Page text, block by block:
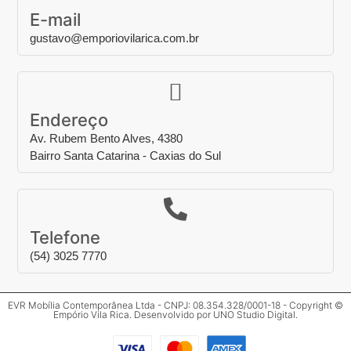
E-mail
gustavo@emporiovilarica.com.br
Endereço
Av. Rubem Bento Alves, 4380
Bairro Santa Catarina - Caxias do Sul
Telefone
(54) 3025 7770
EVR Mobília Contemporânea Ltda - CNPJ: 08.354.328/0001-18 - Copyright ©
Empório Vila Rica. Desenvolvido por UNO Studio Digital.